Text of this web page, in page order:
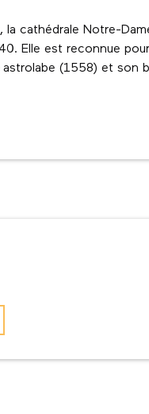
cathédrale Notre-
Elle est reconnue
(1558) et son